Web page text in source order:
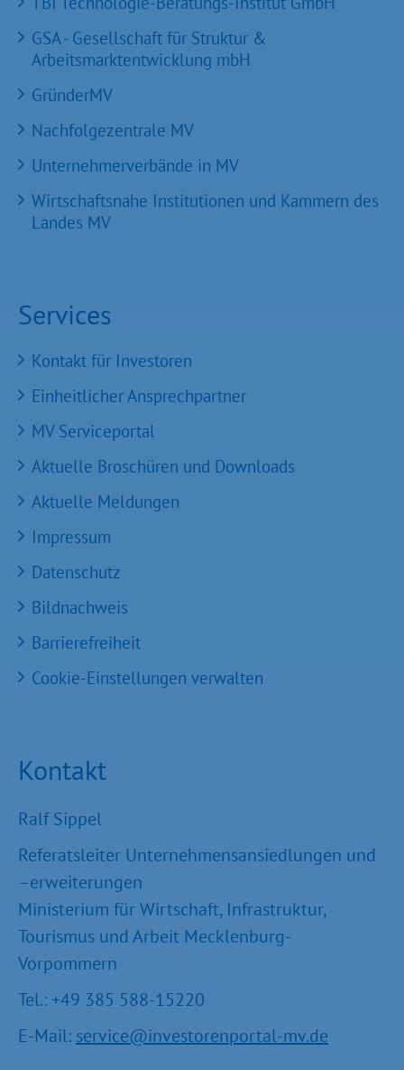
GSA - Gesellschaft für Struktur &
Arbeitsmarktentwicklung mbH
GründerMV
Nachfolgezentrale MV
Unternehmerverbände in MV
Wirtschaftsnahe Institutionen und Kammern des
Landes MV
Services
Kontakt für Investoren
Einheitlicher Ansprechpartner
MV Serviceportal
Aktuelle Broschüren und Downloads
Aktuelle Meldungen
Impressum
Datenschutz
Bildnachweis
Barrierefreiheit
Cookie-Einstellungen verwalten
Kontakt
Ralf Sippel
Referatsleiter Unternehmensansiedlungen und
–erweiterungen
Ministerium für Wirtschaft, Infrastruktur,
Tourismus und Arbeit Mecklenburg-
Vorpommern
Tel.: +49 385 588-15220
E-Mail: service@investorenportal-mv.de